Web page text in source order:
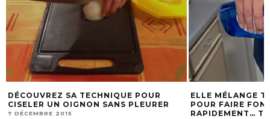
ELLE MÉLANGE TROIS INGRÉDIENTS
POUR FAIRE FONDRE LA GLACE
RAPIDEMENT… TRÈS BON À SAVOIR !
TROIS ASTUCES
CHAMBRE,
8 DÉCEMBRE 2015